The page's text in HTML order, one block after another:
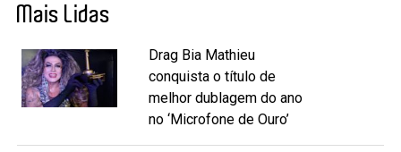
Mais Lidas
Drag Bia Mathieu
conquista o título de
melhor dublagem do ano
no ‘Microfone de Ouro’